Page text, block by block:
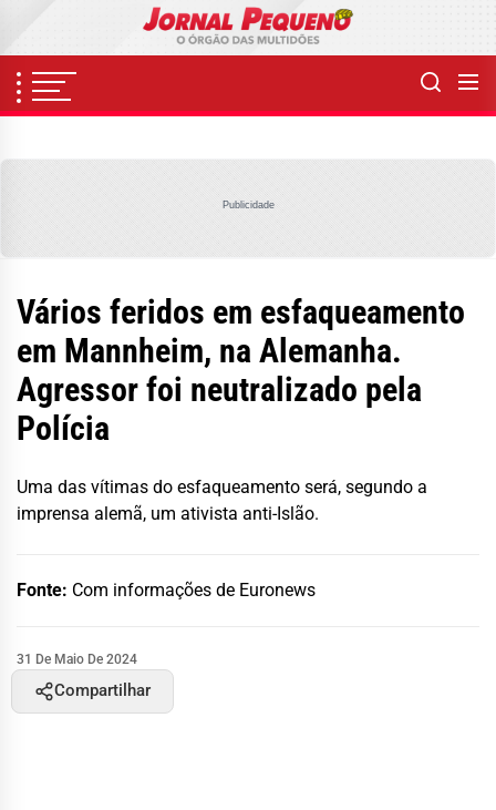
content
Publicidade
Vários feridos em esfaqueamento
em Mannheim, na Alemanha.
Agressor foi neutralizado pela
Polícia
Uma das vítimas do esfaqueamento será, segundo a
imprensa alemã, um ativista anti-Islão.
Fonte: Com informações de Euronews
31 De Maio De 2024
Compartilhar